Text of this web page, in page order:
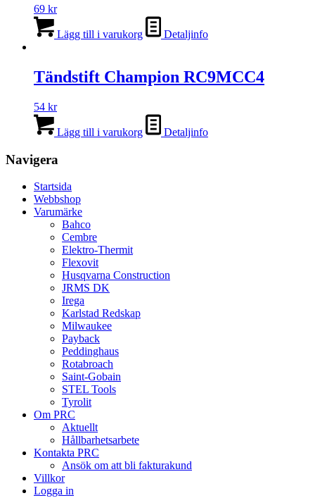
69 kr
Lägg till i varukorg Detaljinfo
Tändstift Champion RC9MCC4
54 kr
Lägg till i varukorg Detaljinfo
Navigera
Startsida
Webbshop
Varumärke
Bahco
Cembre
Elektro-Thermit
Flexovit
Husqvarna Construction
JRMS DK
Irega
Karlstad Redskap
Milwaukee
Payback
Peddinghaus
Rotabroach
Saint-Gobain
STEL Tools
Tyrolit
Om PRC
Aktuellt
Hållbarhetsarbete
Kontakta PRC
Ansök om att bli fakturakund
Villkor
Logga in